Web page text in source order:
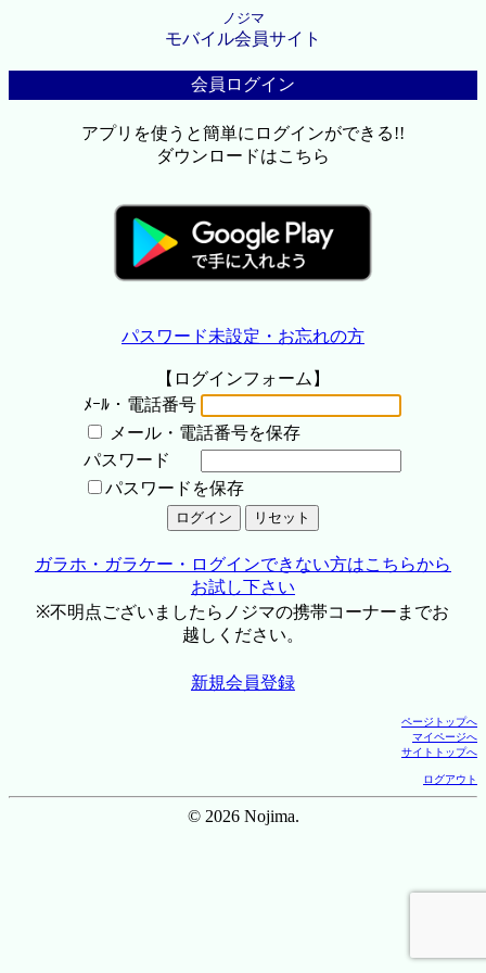
ノジマ
モバイル会員サイト
会員ログイン
アプリを使うと簡単にログインができる!!
ダウンロードはこちら
パスワード未設定・お忘れの方
【ログインフォーム】
ﾒｰﾙ・電話番号
メール・電話番号を保存
パスワード
パスワードを保存
ガラホ・ガラケー・ログインできない方はこちらから
お試し下さい
※不明点ございましたらノジマの携帯コーナーまでお
越しください。
新規会員登録
ページトップへ
マイページへ
サイトトップへ
ログアウト
© 2026 Nojima.